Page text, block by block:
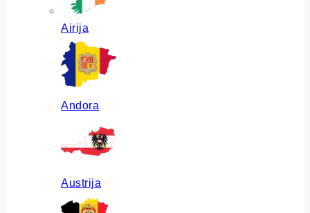
Airija
Andora
Austrija